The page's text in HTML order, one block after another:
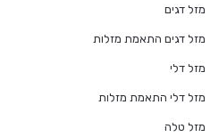
מזל דגים
מזל דגים התאמת מזלות
מזל דלי
מזל דלי התאמת מזלות
מזל טלה